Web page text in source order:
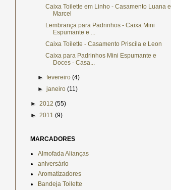
Caixa Toilette em Linho - Casamento Luana e
Marcel
Lembrança para Padrinhos - Caixa Mini
Espumante e ...
Caixa Toilette - Casamento Priscila e Leon
Caixa para Padrinhos Mini Espumante e
Doces - Casa...
►fevereiro(4)
►janeiro(11)
► 2012 (55)
► 2011 (9)
MARCADORES
Almofada Alianças
aniversário
Aromatizadores
Bandeja Toilette